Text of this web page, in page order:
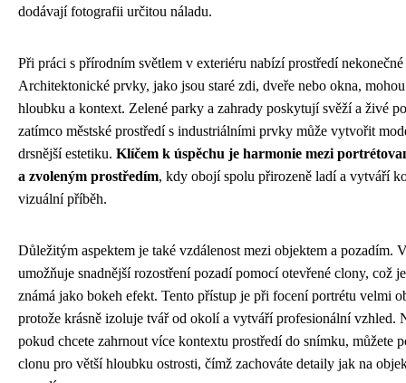
dodávají fotografii určitou náladu.
Při práci s přírodním světlem v exteriéru nabízí prostředí
Architektonické prvky, jako jsou staré zdi, dveře nebo okna,
hloubku a kontext. Zelené parky a zahrady poskytují svěží a živé
zatímco městské prostředí s industriálními prvky může vytvořit
drsnější estetiku. Klíčem k úspěchu je harmonie mezi
a zvoleným prostředím, kdy obojí spolu přirozeně ladí a vytváří
vizuální příběh.
Důležitým aspektem je také vzdálenost mezi objektem a pozadím.
umožňuje snadnější rozostření pozadí pomocí otevřené clony, což
známá jako bokeh efekt. Tento přístup je při focení portrétu velmi
protože krásně izoluje tvář od okolí a vytváří profesionální vzhled.
pokud chcete zahrnout více kontextu prostředí do snímku, můžete
clonu pro větší hloubku ostrosti, čímž zachováte detaily jak na